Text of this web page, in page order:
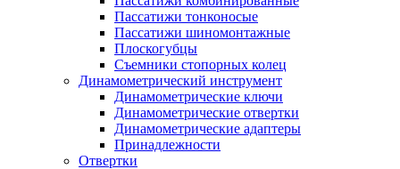
Пассатижи тонконосые
Пассатижи шиномонтажные
Плоскогубцы
Съемники стопорных колец
Динамометрический инструмент
Динамометрические ключи
Динамометрические отвертки
Динамометрические адаптеры
Принадлежности
Отвертки